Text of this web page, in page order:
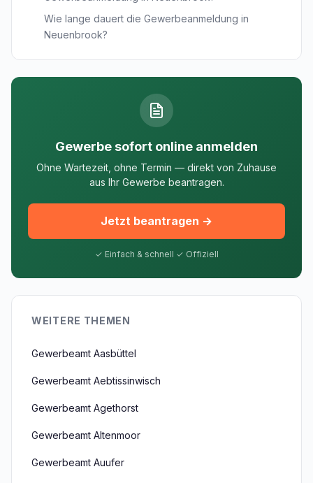
Wie lange dauert die Gewerbeanmeldung in
Neuenbrook?
Gewerbe sofort online anmelden
Ohne Wartezeit, ohne Termin — direkt von Zuhause
aus Ihr Gewerbe beantragen.
Jetzt beantragen →
✓ Einfach & schnell ✓ Offiziell
WEITERE THEMEN
Gewerbeamt Aasbüttel
Gewerbeamt Aebtissinwisch
Gewerbeamt Agethorst
Gewerbeamt Altenmoor
Gewerbeamt Auufer